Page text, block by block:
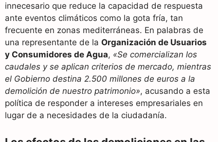
innecesario que reduce la capacidad de respuesta
ante eventos climáticos como la gota fría, tan
frecuente en zonas mediterráneas. En palabras de
una representante de la Organización de Usuarios
y Consumidores de Agua, «Se comercializan los
caudales y se aplican criterios de mercado, mientras
el Gobierno destina 2.500 millones de euros a la
demolición de nuestro patrimonio», acusando a esta
política de responder a intereses empresariales en
lugar de a necesidades de la ciudadanía.